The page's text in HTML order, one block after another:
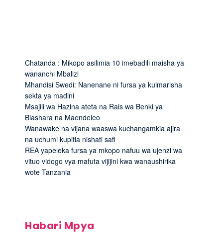
Chatanda : Mikopo asilimia 10 imebadili maisha ya
wananchi Mbalizi
Mhandisi Swedi: Nanenane ni fursa ya kuimarisha
sekta ya madini
Msajili wa Hazina ateta na Rais wa Benki ya
Biashara na Maendeleo
Wanawake na vijana waaswa kuchangamkia ajira
na uchumi kupitia nishati safi
REA yapeleka fursa ya mkopo nafuu wa ujenzi wa
vituo vidogo vya mafuta vijijini kwa wanaushirika
wote Tanzania
Habari Mpya